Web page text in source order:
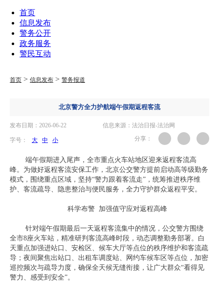
首页
信息发布
警务公开
政务服务
警民互动
首页 > 信息发布 > 警务报道
北京警方全力护航端午假期返程客流
发布日期：2026-06-22 信息来源：法治日报-法治网
字号： 大 中 小 分享：
端午假期进入尾声，全市重点火车站地区迎来返程客流高
峰。为做好返程客流安保工作，北京公交警方提前启动高等级勤务
模式，围绕重点区域，坚持“警力跟着客流走”，统筹推进秩序维
护、客流疏导、隐患整治与便民服务，全力守护群众返程平安。
科学布警 加强值守应对返程高峰
针对端午假期最后一天返程客流集中的情况，公交警方围绕
全市8座火车站，精准研判客流高峰时段，动态调整勤务部署。白
天重点加强进站口、安检区、候车大厅等点位的秩序维护和客流疏
导；夜间聚焦出站口、出租车调度站、网约车候车区等点位，加密
巡控频次与疏导力度，确保全天候无缝衔接，让广大群众“看得见
警力、感受到安全”。